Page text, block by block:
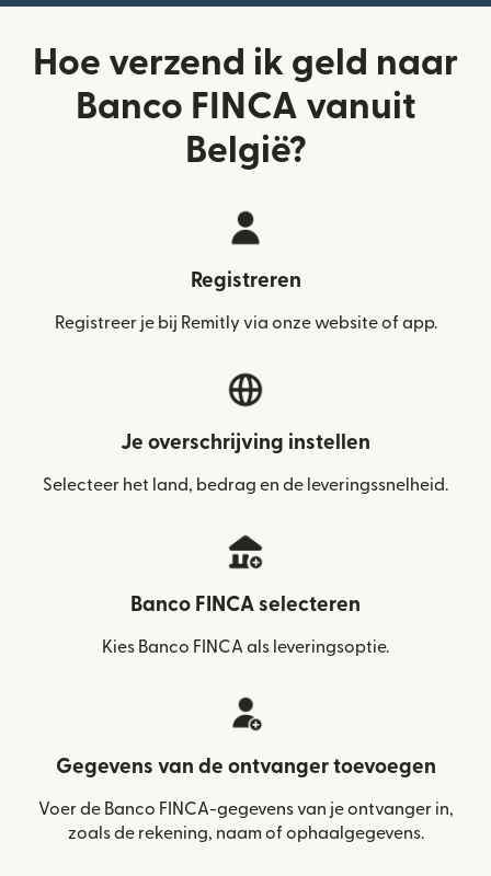
Hoe verzend ik geld naar
Banco FINCA vanuit
België?
Registreren
Registreer je bij Remitly via onze website of app.
Je overschrijving instellen
Selecteer het land, bedrag en de leveringssnelheid.
Banco FINCA selecteren
Kies Banco FINCA als leveringsoptie.
Gegevens van de ontvanger toevoegen
Voer de Banco FINCA-gegevens van je ontvanger in,
zoals de rekening, naam of ophaalgegevens.